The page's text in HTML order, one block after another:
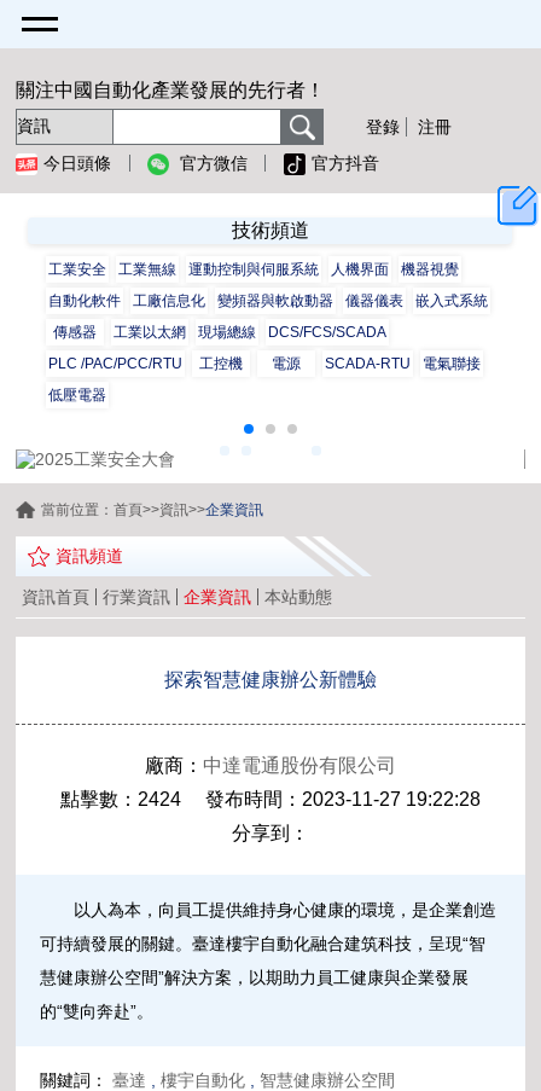
關注中國自動化產業發展的先行者！
登錄
注冊
今日頭條
官方微信 官方抖音
技術頻道
工業安全 工業無線 運動控制與伺服系統 人機界面
機器視覺
自動化軟件
工廠信息化 變頻器與軟啟動器 儀器儀表
嵌入式系統
傳感器
工業以太網 現場總線
DCS/FCS/SCADA
PLC /PAC/PCC/RTU
工控機 電源 SCADA-RTU
電氣聯接
低壓電器
當前位置：首頁>>資訊>>企業資訊
資訊頻道
資訊首頁 行業資訊 企業資訊 本站動態
探索智慧健康辦公新體驗
廠商： 中達電通股份有限公司
點擊數：2424 發布時間：2023-11-27 19:22:28
分享到：
以人為本，向員工提供維持身心健康的環境，是企業創造
可持續發展的關鍵。臺達樓宇自動化融合建筑科技，呈現“智
慧健康辦公空間”解決方案，以期助力員工健康與企業發展
的“雙向奔赴”。
關鍵詞： 臺達 ,樓宇自動化 智慧健康辦公空間